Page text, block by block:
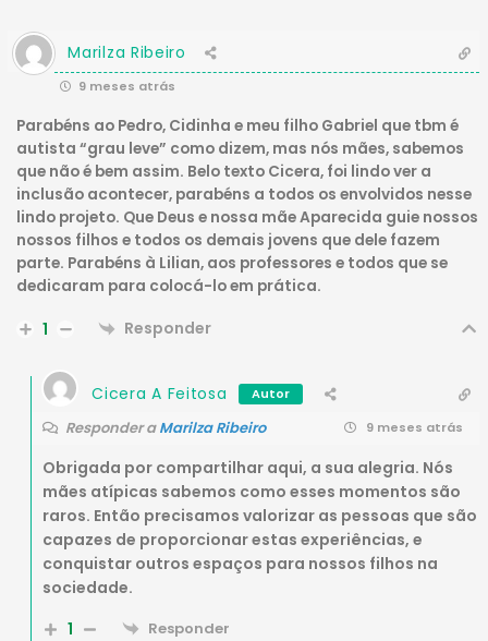
Marilza Ribeiro
9 meses atrás
Parabéns ao Pedro, Cidinha e meu filho Gabriel que tbm é
autista “grau leve” como dizem, mas nós mães, sabemos
que não é bem assim. Belo texto Cicera, foi lindo ver a
inclusão acontecer, parabéns a todos os envolvidos nesse
lindo projeto. Que Deus e nossa mãe Aparecida guie nossos
nossos filhos e todos os demais jovens que dele fazem
parte. Parabéns à Lilian, aos professores e todos que se
dedicaram para colocá-lo em prática.
1 Responder
Cicera A Feitosa Autor
Responder aMarilza Ribeiro 9 meses atrás
Obrigada por compartilhar aqui, a sua alegria. Nós
mães atípicas sabemos como esses momentos são
raros. Então precisamos valorizar as pessoas que são
capazes de proporcionar estas experiências, e
conquistar outros espaços para nossos filhos na
sociedade.
1
Responder